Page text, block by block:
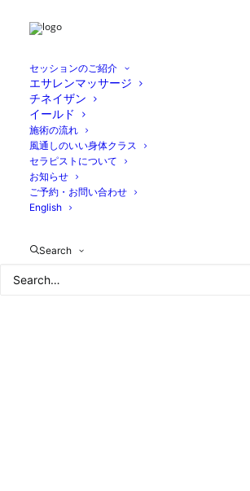
セッションのご紹介
エサレンマッサージ
チネイザン
イールド
施術の流れ
風通しのいい身体クラス
セラピストについて
お知らせ
ご予約・お問い合わせ
English
Search
650B45E9-40EF-4DE4-A697-